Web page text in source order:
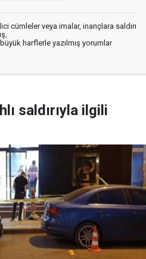
cümleler veya imalar, inançlara saldırı
harflerle yazılmış yorumlar
saldırıyla ilgili